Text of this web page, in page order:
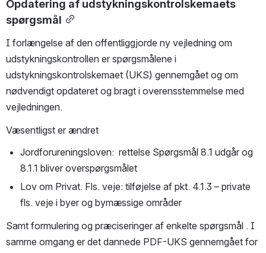
Opdatering af udstykningskontrolskemaets
spørgsmål
I forlængelse af den offentliggjorde ny vejledning om
udstykningskontrollen er spørgsmålene i
udstykningskontrolskemaet (UKS) gennemgået og om
nødvendigt opdateret og bragt i overensstemmelse med
vejledningen.
Væsentligst er ændret
Jordforureningsloven:  rettelse Spørgsmål 8.1 udgår og
8.1.1 bliver overspørgsmålet
Lov om Privat. Fls. veje: tilføjelse af pkt. 4.1.3 – private
fls. veje i byer og bymæssige områder
Samt formulering og præciseringer af enkelte spørgsmål . I
samme omgang er det dannede PDF-UKS gennemgået for